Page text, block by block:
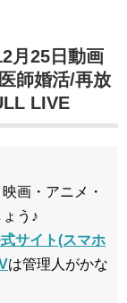
月25日動画
師婚活/再放
LIVE
画・アニメ・
う♪
サイト(スマホ
は管理人がかな